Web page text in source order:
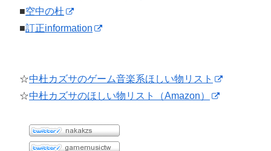
■空中の杜
■訂正information
☆中杜カズサのゲーム音楽系ほしい物リスト
☆中杜カズサのほしい物リスト（Amazon）